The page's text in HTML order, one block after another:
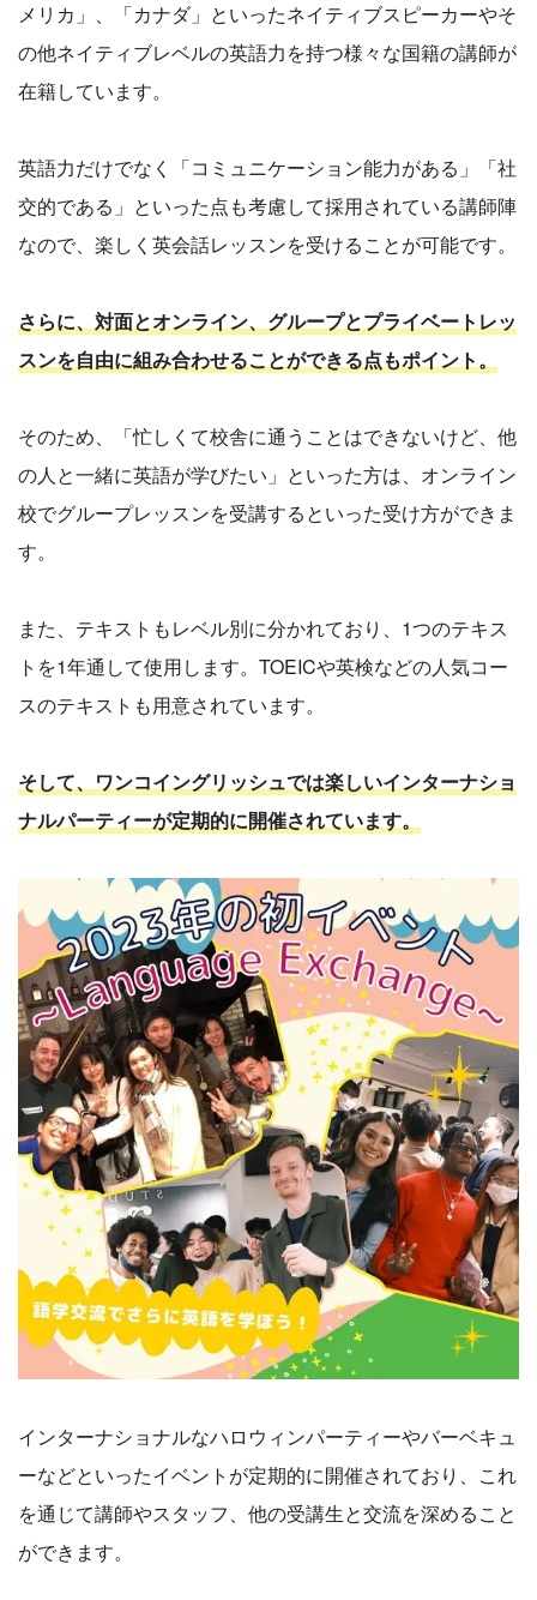
メリカ」、「カナダ」といったネイティブスピーカーやそ
の他ネイティブレベルの英語力を持つ様々な国籍の講師が
在籍しています。
英語力だけでなく「コミュニケーション能力がある」「社
交的である」といった点も考慮して採用されている講師陣
なので、楽しく英会話レッスンを受けることが可能です。
さらに、対面とオンライン、グループとプライベートレッ
スンを自由に組み合わせることができる点もポイント。
そのため、「忙しくて校舎に通うことはできないけど、他
の人と一緒に英語が学びたい」といった方は、オンライン
校でグループレッスンを受講するといった受け方ができま
す。
また、テキストもレベル別に分かれており、1つのテキス
トを1年通して使用します。TOEICや英検などの人気コー
スのテキストも用意されています。
そして、ワンコイングリッシュでは楽しいインターナショ
ナルパーティーが定期的に開催されています。
インターナショナルなハロウィンパーティーやバーベキュ
ーなどといったイベントが定期的に開催されており、これ
を通じて講師やスタッフ、他の受講生と交流を深めること
ができます。